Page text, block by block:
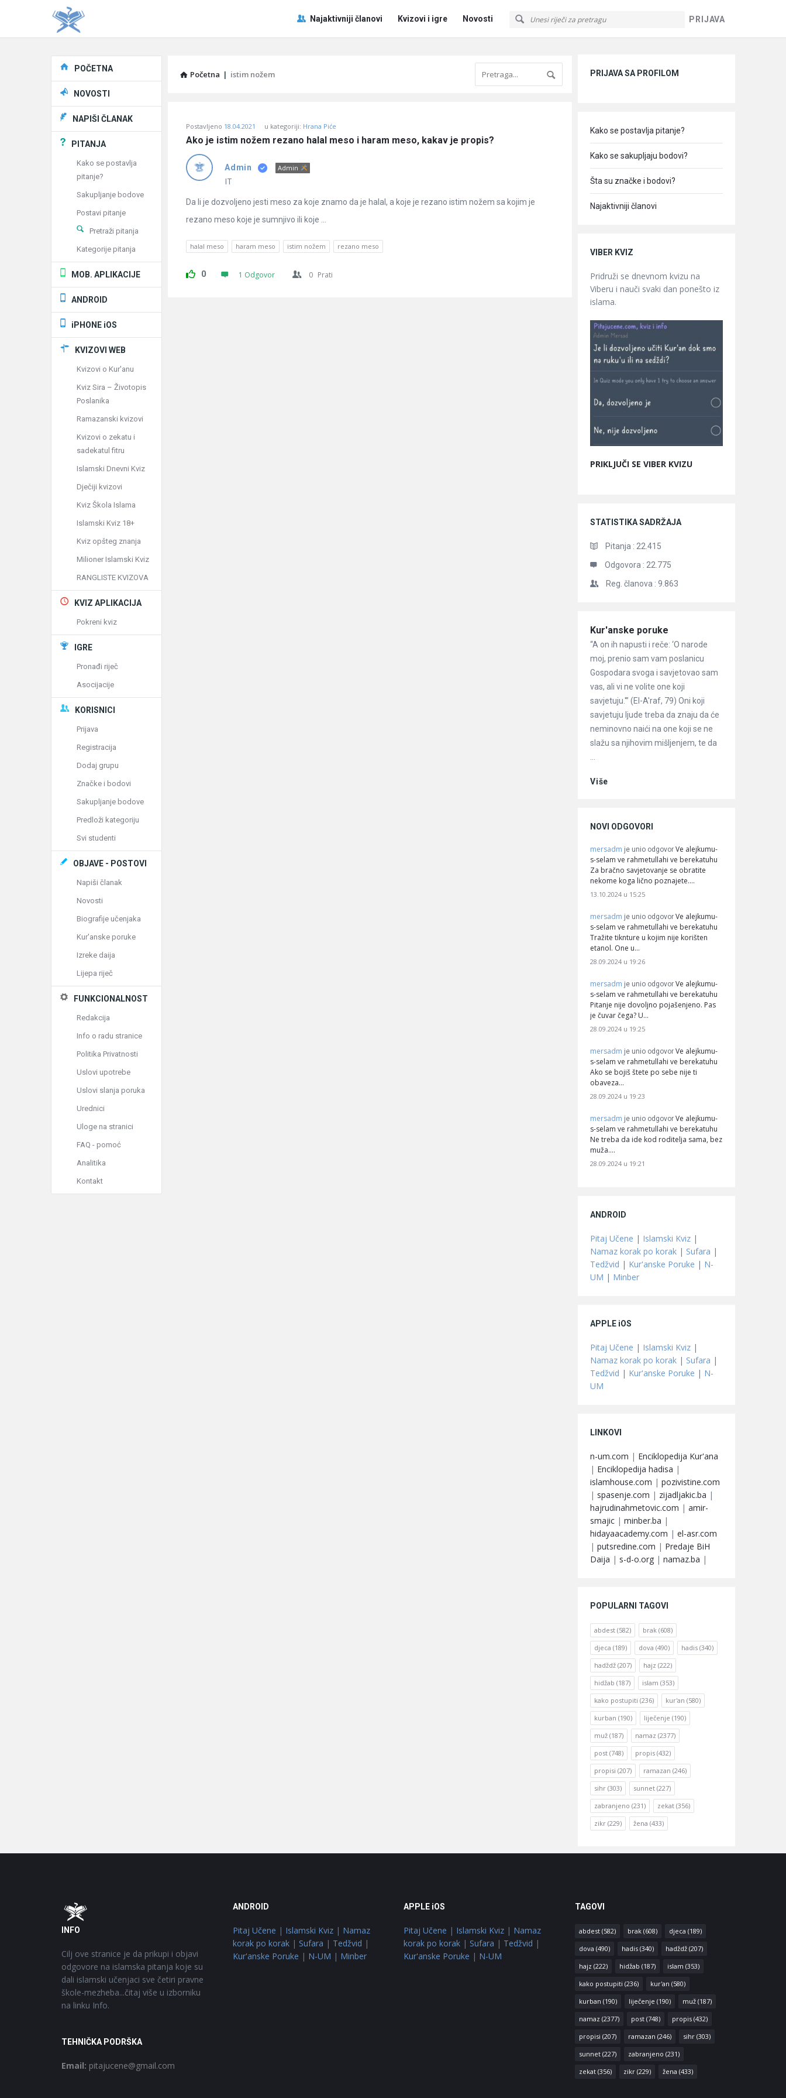
PRIJAVA
Pitaj
Učene
Najaktivniji članovi Kvizovi i igre Novosti
Početna | istim nožem
Učene
Latest
Pitanja
Postavljeno 18.04.2021 u kategoriji: Hrana Piće
Ako je istim nožem rezano halal meso i haram meso, kakav je propis?
Admin Admin
IT
Da li je dozvoljeno jesti meso za koje znamo da je halal, a koje je rezano istim nožem sa kojim je
rezano meso koje je sumnjivo ili koje ...
halal meso haram meso istim nožem rezano meso
0 1 Odgovor 0 Prati
PRIJAVA SA PROFILOM
Kako se postavlja pitanje?
Kako se sakupljaju bodovi?
Šta su značke i bodovi?
Najaktivniji članovi
VIBER KVIZ
Pridruži se dnevnom kvizu na
Viberu i nauči svaki dan ponešto iz
islama.
PRIKLJUČI SE VIBER KVIZU
STATISTIKA SADRŽAJA
Pitanja : 22.415
Odgovora : 22.775
Reg. članova : 9.863
Članci
Kur'anske poruke
“A on ih napusti i reče: ‘O narode
moj, prenio sam vam poslanicu
Gospodara svoga i savjetovao sam
vas, ali vi ne volite one koji
savjetuju.'” (El-A'raf, 79) Oni koji
savjetuju ljude treba da znaju da će
neminovno naići na one koji se ne
slažu sa njihovim mišljenjem, te da
Više
NOVI ODGOVORI
mersadm je unio odgovor Ve alejkumu-
s-selam ve rahmetullahi ve berekatuhu
Za bračno savjetovanje se obratite
nekome koga lično poznajete.…
13.10.2024 u 15:25
mersadm je unio odgovor Ve alejkumu-
s-selam ve rahmetullahi ve berekatuhu
Tražite tiknture u kojim nije korišten
etanol. One u…
28.09.2024 u 19:26
mersadm je unio odgovor Ve alejkumu-
s-selam ve rahmetullahi ve berekatuhu
Pitanje nije dovoljno pojašenjeno. Pas
je čuvar čega? U…
28.09.2024 u 19:25
mersadm je unio odgovor Ve alejkumu-
s-selam ve rahmetullahi ve berekatuhu
Ako se bojiš štete po sebe nije ti
obaveza…
28.09.2024 u 19:23
mersadm je unio odgovor Ve alejkumu-
s-selam ve rahmetullahi ve berekatuhu
Ne treba da ide kod roditelja sama, bez
muža.…
28.09.2024 u 19:21
ANDROID
Pitaj Učene | Islamski Kviz |
Namaz korak po korak | Sufara |
Tedžvid | Kur'anske Poruke | N-
UM | Minber
APPLE iOS
Pitaj Učene | Islamski Kviz |
Namaz korak po korak | Sufara |
Tedžvid | Kur'anske Poruke | N-
UM
LINKOVI
n-um.com | Enciklopedija Kur'ana
| Enciklopedija hadisa |
islamhouse.com | pozivistine.com
| spasenje.com | zijadljakic.ba |
hajrudinahmetovic.com | amir-
smajic | minber.ba |
hidayaacademy.com | el-asr.com
| putsredine.com | Predaje BiH
Daija | s-d-o.org | namaz.ba |
POPULARNI TAGOVI
abdest (582) brak (608)
djeca (189) dova (490) hadis (340)
hadždž (207) hajz (222)
hidžab (187) islam (353)
kako postupiti (236) kur'an (580)
kurban (190) liječenje (190)
muž (187) namaz (2377)
post (748) propis (432)
propisi (207) ramazan (246)
sihr (303) sunnet (227)
zabranjeno (231) zekat (356)
zikr (229) žena (433)
Explore
POČETNA
NOVOSTI
NAPIŠI ČLANAK
PITANJA
Kako se postavlja
pitanje?
Sakupljanje bodove
Postavi pitanje
Pretraži pitanja
Kategorije pitanja
MOB. APLIKACIJE
ANDROID
iPHONE iOS
KVIZOVI WEB
Kvizovi o Kur'anu
Kviz Sira – Životopis
Poslanika
Ramazanski kvizovi
Kvizovi o zekatu i
sadekatul fitru
Islamski Dnevni Kviz
Dječiji kvizovi
Kviz Škola Islama
Islamski Kviz 18+
Kviz opšteg znanja
Milioner Islamski Kviz
RANGLISTE KVIZOVA
KVIZ APLIKACIJA
Pokreni kviz
IGRE
Pronađi riječ
Asocijacije
KORISNICI
Prijava
Registracija
Dodaj grupu
Značke i bodovi
Sakupljanje bodove
Predloži kategoriju
Svi studenti
OBJAVE - POSTOVI
Napiši članak
Novosti
Biografije učenjaka
Kur'anske poruke
Izreke daija
Lijepa riječ
FUNKCIONALNOST
Redakcija
Info o radu stranice
Politika Privatnosti
Uslovi upotrebe
Uslovi slanja poruka
Urednici
Uloge na stranici
FAQ - pomoć
Analitika
Kontakt
Footer
INFO
Cilj ove stranice je da prikupi i objavi
odgovore na islamska pitanja koje su
dali islamski učenjaci sve četiri pravne
škole-mezheba...čitaj više u izborniku
na linku Info.
TEHNIČKA PODRŠKA
Email: pitajucene@gmail.com
ANDROID
Pitaj Učene | Islamski Kviz| Namaz
korak po korak| Sufara | Tedžvid |
Kur'anske Poruke | N-UM | Minber
APPLE iOS
Pitaj Učene | Islamski Kviz | Namaz
korak po korak | Sufara | Tedžvid |
Kur'anske Poruke | N-UM
TAGOVI
abdest(582) brak(608) djeca (189)
dova (490) hadis(340) hadždž(207)
hajz (222) hidžab (187) islam (353)
kako postupiti (236) kur'an (580)
kurban (190) liječenje (190) muž(187)
namaz (2377) post(748) propis(432)
propisi (207) ramazan (246) sihr(303)
sunnet(227) zabranjeno (231)
zekat(356) zikr(229) žena (433)